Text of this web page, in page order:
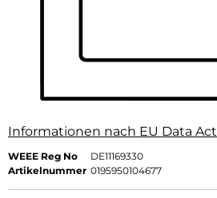
Informationen nach EU Data Act
WEEE Reg No
DE11169330
Artikelnummer 0195950104677